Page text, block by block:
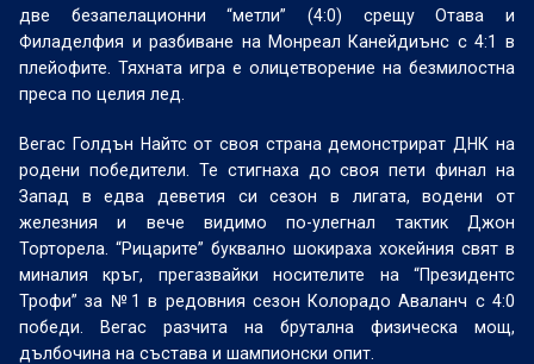
две безапелационни “метли” (4:0) срещу Отава и
Филаделфия и разбиване на Монреал Канейдиънс с 4:1 в
плейофите. Тяхната игра е олицетворение на безмилостна
преса по целия лед.
Вегас Голдън Найтс от своя страна демонстрират ДНК на
родени победители. Те стигнаха до своя пети финал на
Запад в едва деветия си сезон в лигата, водени от
железния и вече видимо по-улегнал тактик Джон
Торторела. “Рицарите” буквално шокираха хокейния свят в
миналия кръг, прегазвайки носителите на “Президентс
Трофи” за №1 в редовния сезон Колорадо Аваланч с 4:0
победи. Вегас разчита на брутална физическа мощ,
дълбочина на състава и шампионски опит.